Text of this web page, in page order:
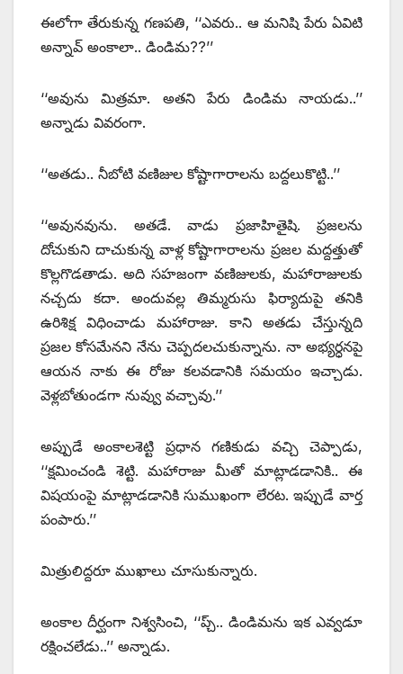
ఈలోగా తేరుకున్న గణపతి, ‘‘ఎవరు.. ఆ మనిషి పేరు ఏవిటి
అన్నావ్‌ అం‌కాలా.. డిండిమ??’’
‘‘అవును మిత్రమా. అతని పేరు డిండిమ నాయడు..’’
అన్నాడు వివరంగా.
‘‘అతడు.. నీబోటి వణిజుల కోష్టాగారాలను బద్దలుకొట్టి..’’
‘‘అవునవును. అతడే. వాడు ప్రజాహితైషి. ప్రజలను
దోచుకుని దాచుకున్న వాళ్ల కోష్టాగారాలను ప్రజల మద్దత్తుతో
కొల్లగొడతాడు. అది సహజంగా వణిజులకు, మహారాజులకు
నచ్చదు కదా. అందువల్ల తిమ్మరుసు ఫిర్యాదుపై తనికి
ఉరిశిక్ష విధించాడు మహారాజు. కాని అతడు చేస్తున్నది
ప్రజల కోసమేనని నేను చెప్పదలచుకున్నాను. నా అభ్యర్ధనపై
ఆయన నాకు ఈ రోజు కలవడానికి సమయం ఇచ్చాడు.
వెళ్లబోతుండగా నువ్వు వచ్చావు.’’
అప్పుడే అంకాలశెట్టి ప్రధాన గణికుడు వచ్చి చెప్పాడు,
‘‘క్షమించండి శెట్టి. మహారాజు మీతో మాట్లాడడానికి.. ఈ
విషయంపై మాట్లాడడానికి సుముఖంగా లేరట. ఇప్పుడే వార్త
పంపారు.’’
మిత్రులిద్దరూ ముఖాలు చూసుకున్నారు.
అంకాల దీర్ఘంగా నిశ్వసించి, ‘‘ప్చ్.. ‌డిండిమను ఇక ఎవ్వడూ
రక్షించలేడు..’’ అన్నాడు.